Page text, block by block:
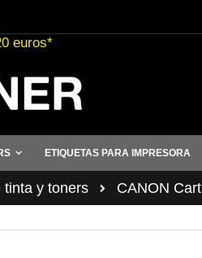
euros*
ETIQUETAS PARA IMPRESORA
tinta y toners CANON